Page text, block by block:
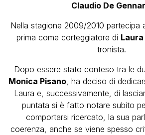
Claudio De
Nella stagione 2009/2010 partecipa
prima come corteggiatore di Laura
tronista.
Dopo essere stato conteso tra le
Monica Pisano, ha deciso di
Laura e, successivamente, di
puntata si è fatto notare subito
comportarsi ricercato, la sua
coerenza, anche se viene spesso